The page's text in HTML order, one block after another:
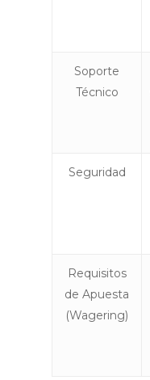
Soporte
Técnico
Seguridad
Requisitos
de Apuesta
(Wagering)